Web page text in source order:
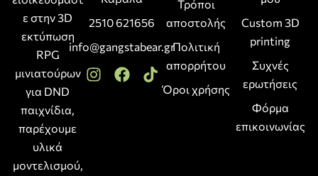
ε στην 3D
εκτύπωση
RPG
μινιατούρων
για DND
παιχνίδια,
παρέχουμε
υλικά
μοντελισμού,
2510 621656
info@gangstabear.gr
Τρόποι
αποστολής
Πολιτική
απορρήτου
Όροι χρήσης
Custom 3D
printing
Συχνές
ερωτήσεις
Φόρμα
επικοινωνίας